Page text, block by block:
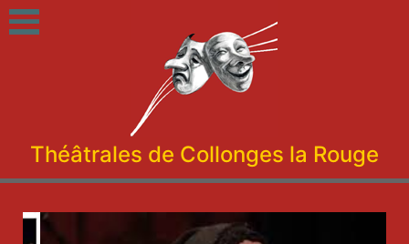
Théâtrales de Collonges la Rouge